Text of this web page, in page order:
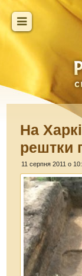
На
рештки
11 серпня 2011 о